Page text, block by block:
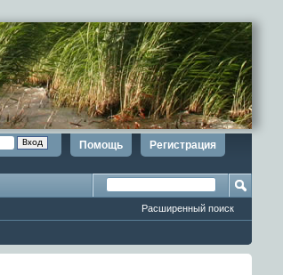
Регистрация
Помощь
Расширенный поиск